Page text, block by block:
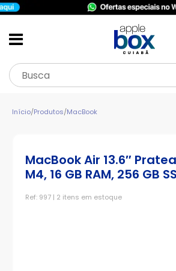
Início/Produtos/MacBook
MacBook Air 13.6″
M4, 16 GB RAM, 256 GB
Ref: 997 | 2 itens em estoque